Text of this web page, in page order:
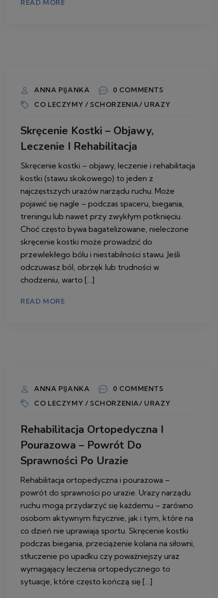
READ MORE
ANNA PIJANKA
0 COMMENTS
CO LECZYMY / SCHORZENIA/ URAZY
Skręcenie Kostki – Objawy,
Leczenie I Rehabilitacja
Skręcenie kostki – objawy, leczenie i rehabilitacja
kostki (stawu skokowego) to jeden z
najczęstszych urazów narządu ruchu. Może
pojawić się nagle – podczas spaceru, biegania,
treningu lub nawet przy zwykłym potknięciu.
Choć często bywa bagatelizowane, nieleczone
skręcenie kostki może prowadzić do
przewlekłego bólu i niestabilności stawu. Jeśli
odczuwasz ból, obrzęk lub trudności w
chodzeniu, warto […]
READ MORE
ANNA PIJANKA
0 COMMENTS
CO LECZYMY / SCHORZENIA/ URAZY
Rehabilitacja Ortopedyczna I
Pourazowa – Powrót Do
Sprawności Po Urazie
Rehabilitacja ortopedyczna i pourazowa –
powrót do sprawności po urazie. Urazy narządu
ruchu mogą przydarzyć się każdemu – zarówno
osobom aktywnym fizycznie, jak i tym, które na
co dzień nie uprawiają sportu. Skręcenie kostki
podczas biegania, przeciążenie kolana na siłowni,
stłuczenie po upadku czy poważniejszy uraz
wymagający leczenia ortopedycznego to
sytuacje, które często kończą się […]